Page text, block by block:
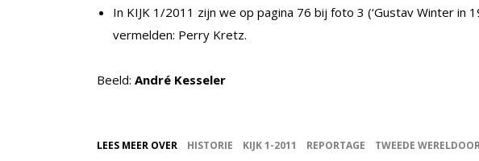
In KIJK 1/2011 zijn we op pagina 76 bij foto 3 (‘Gustav Winter in
vermelden: Perry Kretz.
Beeld: André Kesseler
LEES MEER OVER HISTORIE KIJK 1-2011 REPORTAGE TWEEDE